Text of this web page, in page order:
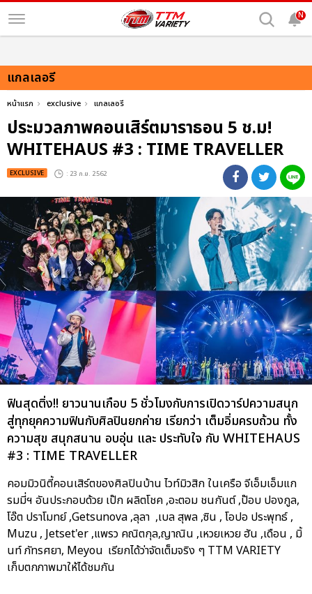
N
แกลเลอรี
หน้าแรก exclusive แกลเลอรี
ประมวลภาพคอนเสิร์ตมาราธอน 5 ช.ม!
WHITEHAUS #3 : TIME TRAVELLER
EXCLUSIVE : 23 ก.ย. 2562
ฟินสุดติ่ง!! ยาวนานเกือบ 5 ชั่วโมงกับการเปิดวาร์ปความสนุก
สู่ทุกยุคความฟินกับศิลปินยกค่าย เรียกว่า เต็มอิ่มครบถ้วน ทั้ง
ความสุข สนุกสนาน อบอุ่น และ ประทับใจ กับ WHITEHAUS
#3 : TIME TRAVELLER
คอมมิวนิตี้คอนเสิร์ตของศิลปินบ้าน ไวท์มิวสิก ในเครือ จีเอ็มเอ็มแก
รมมี่ฯ อันประกอบด้วย เป๊ก ผลิตโชค ,อะตอม ชนกันต์ ,ป๊อบ ปองกูล,
โอ๊ต ปราโมทย์ ,Getsunova ,ลุลา ,เบล สุพล ,ซิน , โอปอ ประพุทธ์ ,
Muzu , Jetset'er ,แพรว คณิตกุล,ญาณิน ,เหวยเหวย ฮัน ,เดือน , มิ้
นท์ ภัทรศยา, Meyou เรียกได้ว่าจัดเต็มจริง ๆ TTM VARIETY
เก็บตกภาพมาให้ได้ชมกัน